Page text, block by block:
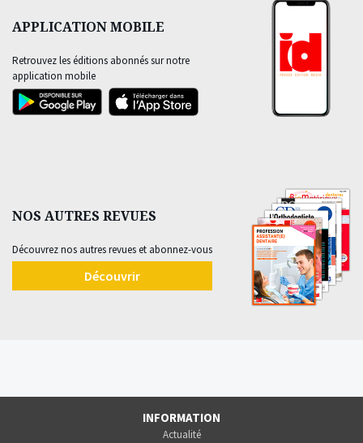
APPLICATION MOBILE
Retrouvez les éditions abonnés sur notre
application mobile
NOS AUTRES REVUES
Découvrez nos autres revues et abonnez-vous
Découvrir
INFORMATION
Actualité